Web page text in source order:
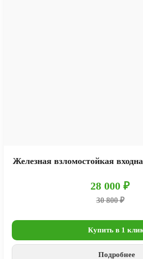
Железная взломостойкая
28 000 ₽
30 800 ₽
Купить в 1
Подробнее